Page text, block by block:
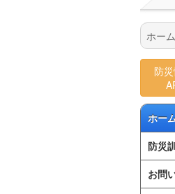
ホーム
防
ホー
防災
お問